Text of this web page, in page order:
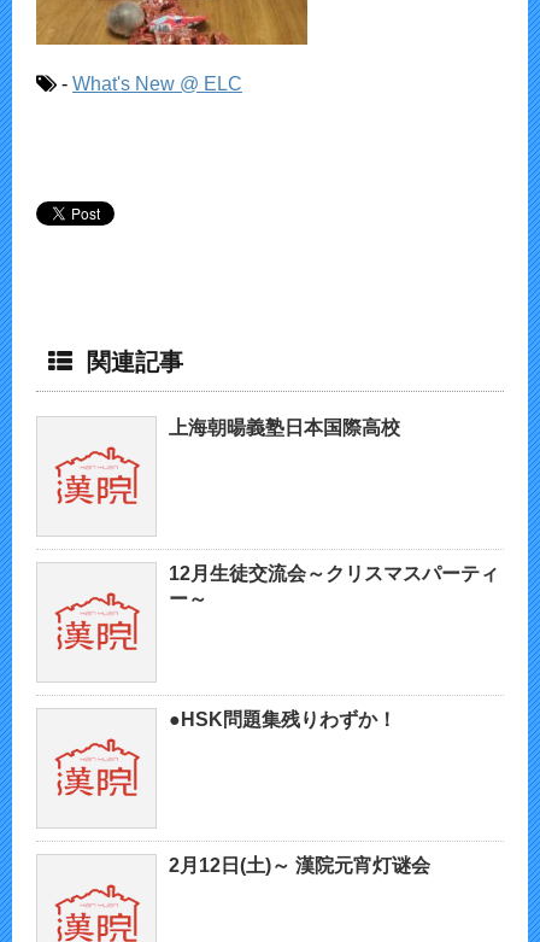
- What's New @ ELC
関連記事
上海朝暘義塾日本国際高校
12月生徒交流会～クリスマスパーティ
ー～
●HSK問題集残りわずか！
2月12日(土)～ 漢院元宵灯谜会